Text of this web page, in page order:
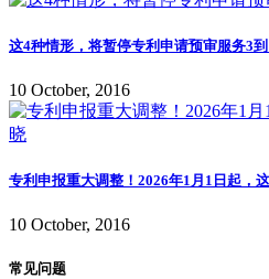
这4种情形，将暂停专利申请预审服务3到
10 October, 2016
专利申报重大调整！2026年1月1日起，
10 October, 2016
常见问题